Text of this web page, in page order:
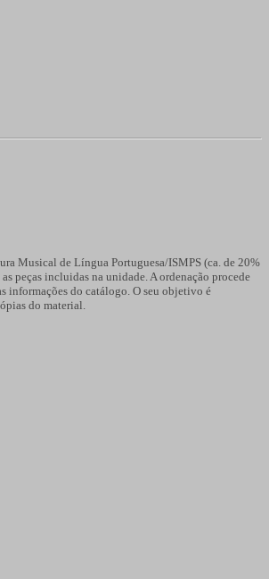
Musical de Língua Portuguesa/ISMPS (ca. de 20%
peças incluidas na unidade. A ordenação procede
informações do catálogo. O seu objetivo é
do material.